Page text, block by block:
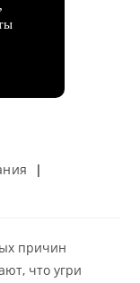
причин
что угри